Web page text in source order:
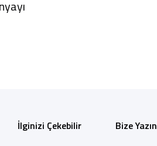
İlginizi Çekebilir
Bize Yazın